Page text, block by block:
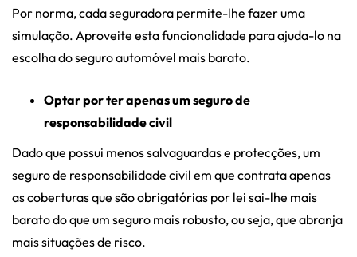
Por norma, cada seguradora permite-lhe fazer uma
simulação. Aproveite esta funcionalidade para ajuda-lo na
escolha do seguro automóvel mais barato.
Optar por ter apenas um seguro de
responsabilidade civil
Dado que possui menos salvaguardas e protecções, um
seguro de responsabilidade civil em que contrata apenas
as coberturas que são obrigatórias por lei sai-lhe mais
barato do que um seguro mais robusto, ou seja, que abranja
mais situações de risco.